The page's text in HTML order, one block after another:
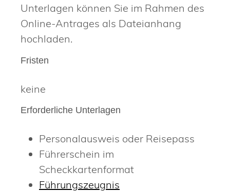
Unterlagen können Sie im Rahmen des
Online-Antrages als Dateianhang
hochladen.
Fristen
keine
Erforderliche Unterlagen
Personalausweis oder Reisepass
Führerschein im
Scheckkartenformat
Führungszeugnis